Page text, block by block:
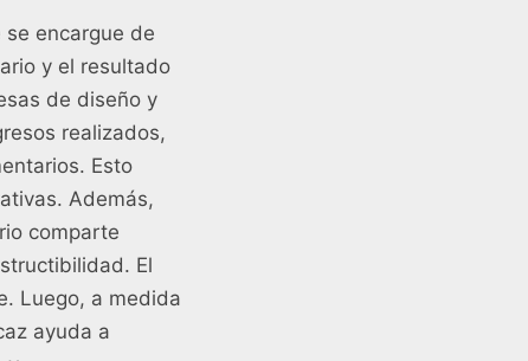
encargue de
y el resultado
de diseño y
realizados,
Esto
Además,
comparte
El
Luego, a medida
ayuda a